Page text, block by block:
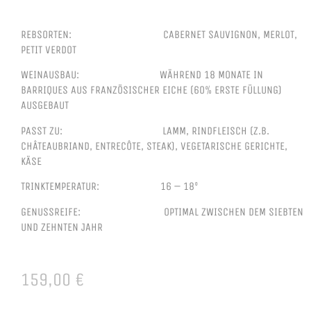
REBSORTEN: CABERNET SAUVIGNON, MERLOT,
PETIT VERDOT
WEINAUSBAU: WÄHREND 18 MONATE IN
BARRIQUES AUS FRANZÖSISCHER EICHE (60% ERSTE FÜLLUNG)
AUSGEBAUT
PASST ZU: LAMM, RINDFLEISCH (Z.B.
CHÂTEAUBRIAND, ENTRECÔTE, STEAK), VEGETARISCHE GERICHTE,
KÄSE
TRINKTEMPERATUR: 16 – 18º
GENUSSREIFE: OPTIMAL ZWISCHEN DEM SIEBTEN
UND ZEHNTEN JAHR
159,00 €